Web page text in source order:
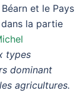
et le Pays
la partie
types
dominant
agricultures.